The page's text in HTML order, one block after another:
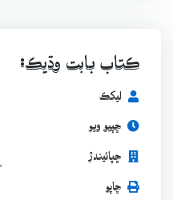
ڪتاب بابت وڌيڪ:
ليکڪ
ڇپيو ويو
ڇپائيندڙ
ڇاپو